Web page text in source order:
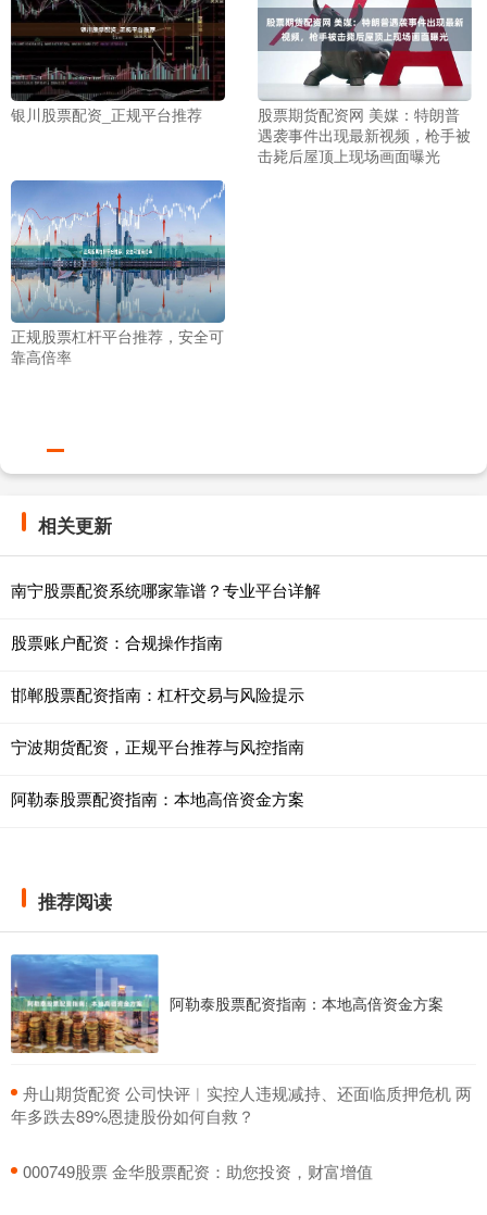
银川股票配资_正规平台推荐
股票期货配资网 美媒：特朗普
遇袭事件出现最新视频，枪手被
击毙后屋顶上现场画面曝光
正规股票杠杆平台推荐，安全可
靠高倍率
相关更新
南宁股票配资系统哪家靠谱？专业平台详解
股票账户配资：合规操作指南
邯郸股票配资指南：杠杆交易与风险提示
宁波期货配资，正规平台推荐与风控指南
阿勒泰股票配资指南：本地高倍资金方案
推荐阅读
阿勒泰股票配资指南：本地高倍资金方案
​舟山期货配资 公司快评︱实控人违规减持、还面临质押危机 两
年多跌去89%恩捷股份如何自救？
​000749股票 金华股票配资：助您投资，财富增值